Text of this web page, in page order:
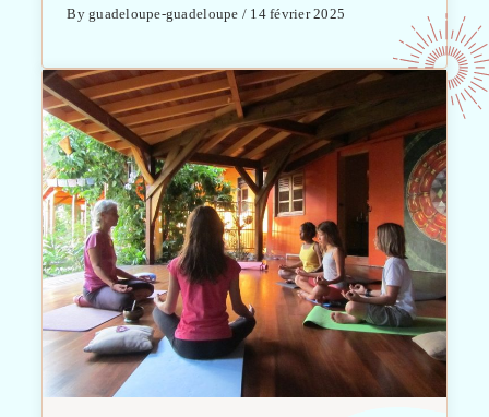
By guadeloupe-guadeloupe / 14 février 2025